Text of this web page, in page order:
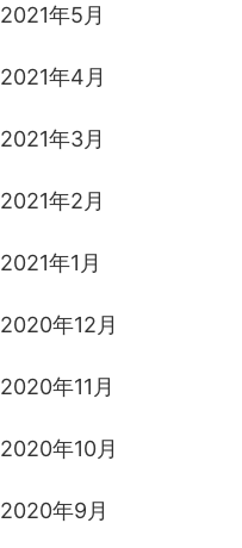
2021年5月
2021年4月
2021年3月
2021年2月
2021年1月
2020年12月
2020年11月
2020年10月
2020年9月